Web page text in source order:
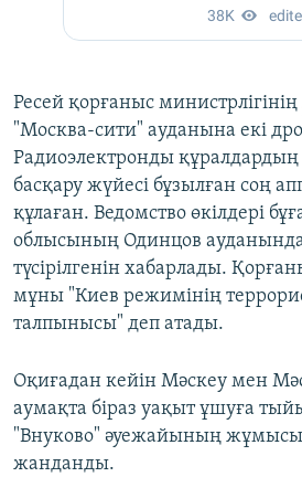
Ресей қорғаныс министрлігінің
"Москва-сити" ауданына екі
Радиоэлектронды
басқару жүйесі бұзылған соң
құлаған. Ведомство өкілдері
облысының Одинцов
түсірілгенін хабарлады.
мұны "Киев режимінің
талпынысы" деп атады.
Оқиғадан кейін Мәскеу мен
аумақта біраз уақыт ұшуға
"Внуково" әуежайының жұмысы
жанданды.